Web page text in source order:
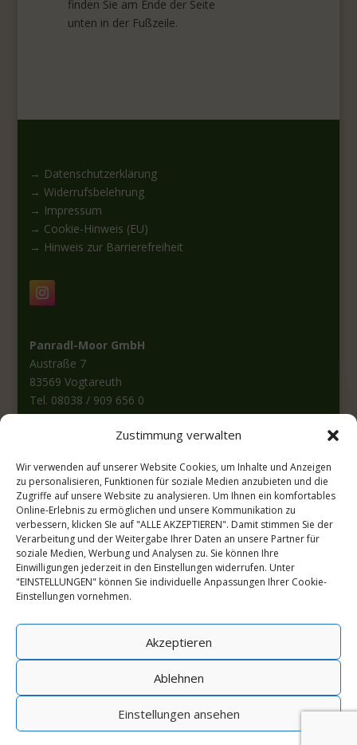
Zustimmung verwalten
Wir verwenden auf unserer Website Cookies, um Inhalte und Anzeigen
zu personalisieren, Funktionen für soziale Medien anzubieten und die
Zugriffe auf unsere Website zu analysieren. Um Ihnen ein komfortables
Online-Erlebnis zu ermöglichen und unsere Kommunikation zu
verbessern, klicken SIe auf "ALLE AKZEPTIEREN". Damit stimmen Sie der
Verarbeitung und der Weitergabe Ihrer Daten an unsere Partner für
soziale Medien, Werbung und Analysen zu. Sie können Ihre
Einwilligungen jederzeit in den Einstellungen widerrufen. Unter
"EINSTELLUNGEN" können Sie individuelle Anpassungen Ihrer Cookie-
Einstellungen vornehmen.
Akzeptieren
Ablehnen
Einstellungen ansehen
finden Sie am Ende der Seite
unten in der Fußzeile.
→ Datenschutzerklärung
→ Widerrufsbelehrung
→ Impressum
→ Cookie-Hinweis (EU)
→ Hinweis zur Barrierefreiheit
Panradl-Moor GmbH
Austraße 7
83569 Vogtareuth
Tel. 08038 / 909 656 0
Fax: 08038 / 909 656 1
info@panradl-moor.de
Öffnungszeiten:
Montag – Donnerstag
8.00 – 12.30 Uhr und
14.00 – 16.30 Uhr
Oder nach Vereinbarung